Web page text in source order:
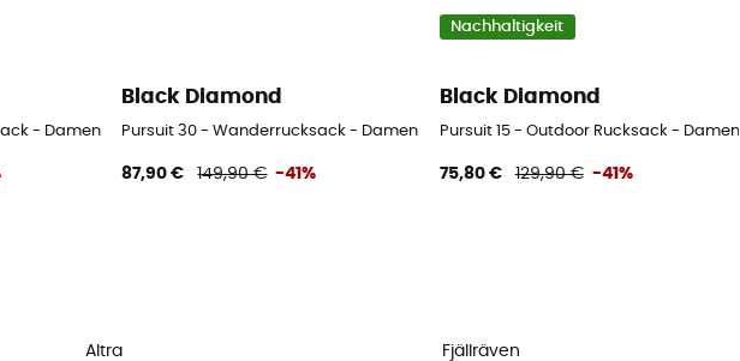
- Damen
Black Diamond
Pursuit 30 - Wanderrucksack - Damen
87,90 € 149,90 € -41%
Nachhaltigkeit
Black Diamond
Pursuit 15 - Outdoor Rucksack - Damen
75,80 € 129,90 € -41%
Altra
Fjällräven